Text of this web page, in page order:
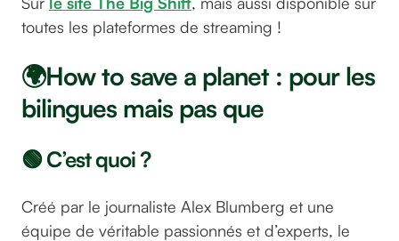
toutes les plateformes de streaming !
🌍How to save a planet : pour les
bilingues mais pas que
🟢 C’est quoi ?
Créé par le journaliste Alex Blumberg et une
équipe de véritable passionnés et d’experts, le